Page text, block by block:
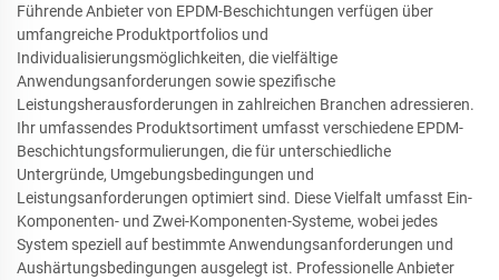
Führende Anbieter von EPDM-Beschichtungen verfügen über
umfangreiche Produktportfolios und
Individualisierungsmöglichkeiten, die vielfältige
Anwendungsanforderungen sowie spezifische
Leistungsherausforderungen in zahlreichen Branchen adressieren.
Ihr umfassendes Produktsortiment umfasst verschiedene EPDM-
Beschichtungsformulierungen, die für unterschiedliche
Untergründe, Umgebungsbedingungen und
Leistungsanforderungen optimiert sind. Diese Vielfalt umfasst Ein-
Komponenten- und Zwei-Komponenten-Systeme, wobei jedes
System speziell auf bestimmte Anwendungsanforderungen und
Aushärtungsbedingungen ausgelegt ist. Professionelle Anbieter